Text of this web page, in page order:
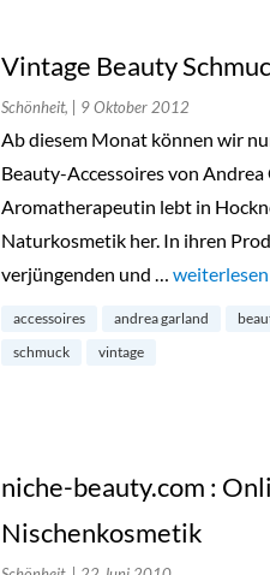
Vintage Beauty
Schönheit, | 9 Oktober 2012
Ab diesem Monat können wir
Beauty-Accessoires von
Aromatherapeutin lebt in
Naturkosmetik her. In ihren
verjüngenden und … „Vintage
weiterlesen
accessoires andrea garland
schmuck
vintage
niche-beauty.com :
Nischenkosmetik